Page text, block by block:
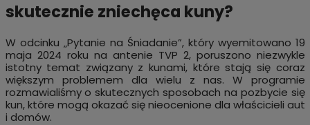
skutecznie zniechęca kuny?
W odcinku „Pytanie na Śniadanie”, który wyemitowano 19
maja 2024 roku na antenie TVP 2, poruszono niezwykle
istotny temat związany z kunami, które stają się coraz
większym problemem dla wielu z nas. W programie
rozmawialiśmy o skutecznych sposobach na pozbycie się
kun, które mogą okazać się nieocenione dla właścicieli aut
i domów.